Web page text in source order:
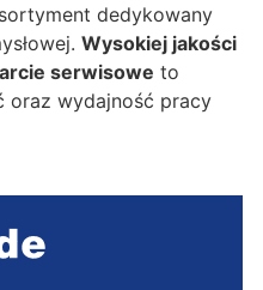
dedykowany
Wysokiej jakości
serwisowe to
oraz wydajność pracy